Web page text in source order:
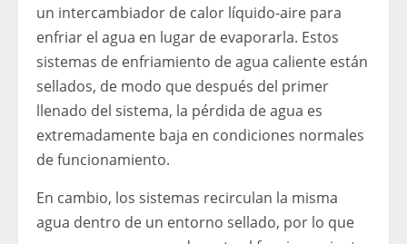
un intercambiador de calor líquido-aire para
enfriar el agua en lugar de evaporarla. Estos
sistemas de enfriamiento de agua caliente están
sellados, de modo que después del primer
llenado del sistema, la pérdida de agua es
extremadamente baja en condiciones normales
de funcionamiento.
En cambio, los sistemas recirculan la misma
agua dentro de un entorno sellado, por lo que